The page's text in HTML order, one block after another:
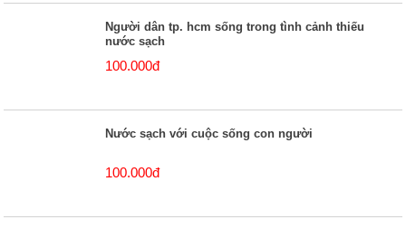
Người dân tp. hcm sống trong tình cảnh thiếu
nước sạch
100.000đ
Nước sạch với cuộc sống con người
100.000đ